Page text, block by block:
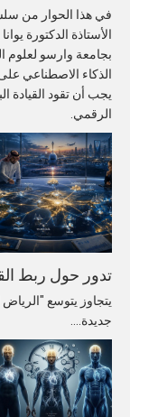
الأستاذة الدكتورة
الذكاء الاصطناعي على
يجب أن تقود القيادة
الرقمي.
تدور حول ربط
يتجاوز يتوسع
جديدة....